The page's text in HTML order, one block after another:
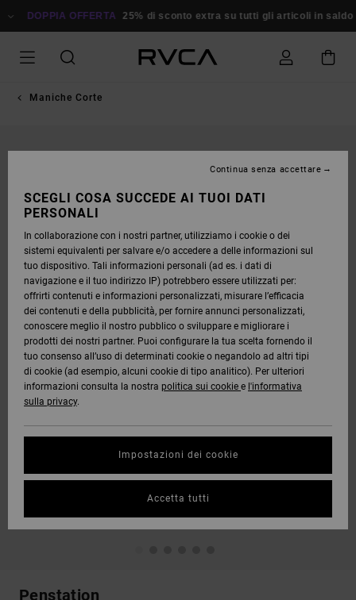
ALLE
DOPPIA OFFERTA 25% di sconto extra su tutti gli articoli in
Maniche Corte
Penstation
SCEGLI COSA SUCCEDE AI TUOI DATI
PERSONALI
In collaborazione con i nostri partner, utilizziamo i cookie o dei
sistemi equivalenti per salvare e/o accedere a delle informazioni sul
tuo dispositivo. Tali informazioni personali (ad es. i dati di
navigazione e il tuo indirizzo IP) potrebbero essere utilizzati per:
offrirti contenuti e informazioni personalizzati, misurare l’efficacia
dei contenuti e della pubblicità, per fornire annunci personalizzati,
conoscere meglio il nostro pubblico o sviluppare e migliorare i
prodotti dei nostri partner. Puoi configurare la tua scelta fornendo il
tuo consenso all’uso di determinati cookie o negandolo ad altri tipi
di cookie (ad esempio, alcuni cookie di tipo analitico). Per ulteriori
informazioni consulta la nostra politica sui cookie e l'informativa
sulla privacy.
Impostazioni dei cookie
Continua senza accettare
Accetta tutti